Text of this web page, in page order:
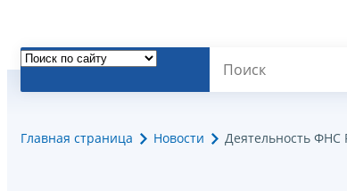
Главная страница Новости Деятельность ФНС